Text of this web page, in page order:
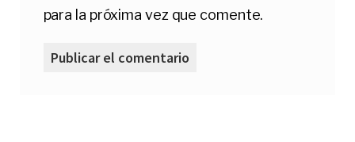
para la próxima vez que comente.